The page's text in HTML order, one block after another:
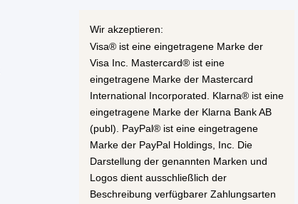
Wir akzeptieren:
Visa® ist eine eingetragene Marke der
Visa Inc. Mastercard® ist eine
eingetragene Marke der Mastercard
International Incorporated. Klarna® ist eine
eingetragene Marke der Klarna Bank AB
(publ). PayPal® ist eine eingetragene
Marke der PayPal Holdings, Inc. Die
Darstellung der genannten Marken und
Logos dient ausschließlich der
Beschreibung verfügbarer Zahlungsarten